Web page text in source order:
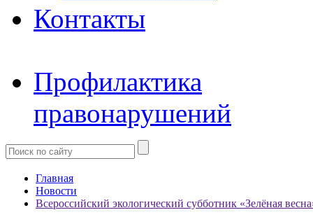
Контакты
Профилактика
правонарушений
Главная
Новости
Всероссийский экологический субботник «Зелёная